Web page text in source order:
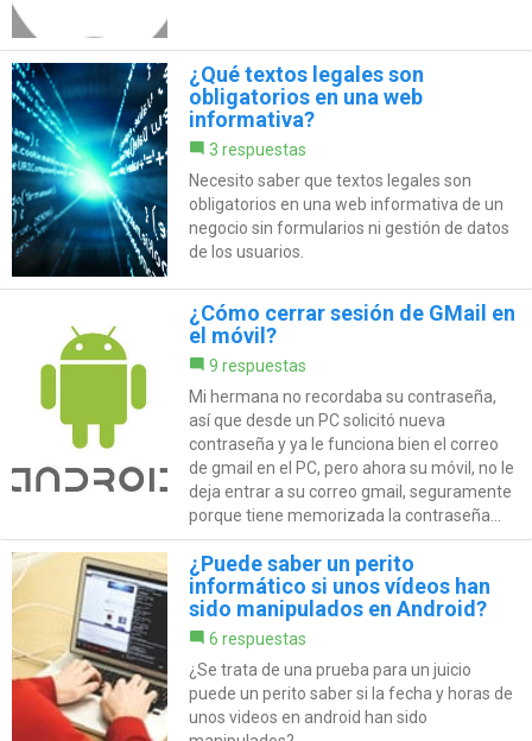
¿Qué textos legales son
obligatorios en una web
informativa?
3 respuestas
Necesito saber que textos legales son
obligatorios en una web informativa de un
negocio sin formularios ni gestión de datos
de los usuarios.
¿Cómo cerrar sesión de GMail en
el móvil?
9 respuestas
Mi hermana no recordaba su contraseña,
así que desde un PC solicitó nueva
contraseña y ya le funciona bien el correo
de gmail en el PC, pero ahora su móvil, no le
deja entrar a su correo gmail, seguramente
porque tiene memorizada la contraseña...
¿Puede saber un perito
informático si unos vídeos han
sido manipulados en Android?
6 respuestas
¿Se trata de una prueba para un juicio
puede un perito saber si la fecha y horas de
unos videos en android han sido